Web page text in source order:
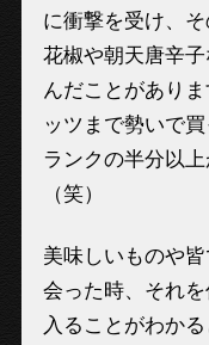
に衝撃を受け、
花椒や朝天唐辛
んだことがあり
ッツまで勢いで
ランクの半分以
（笑）
美味しいものや
会った時、それ
入ることがわか